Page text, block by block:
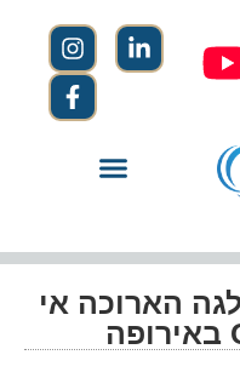
הארוכה אי